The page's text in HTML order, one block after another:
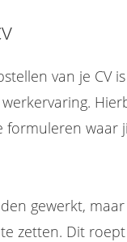
van je CV
formuleren waar
gewerkt,
zetten. Dit